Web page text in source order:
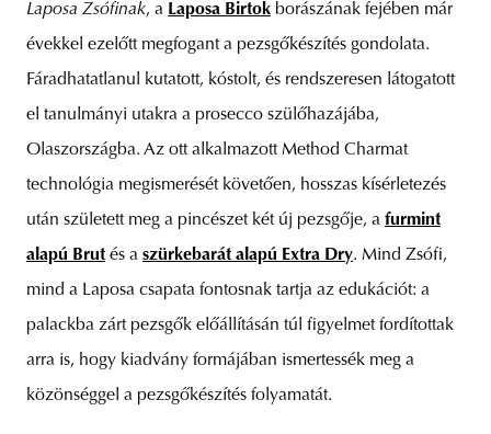
Laposa Zsófinak, a Laposa Birtok borászának fejében már
évekkel ezelőtt megfogant a pezsgőkészítés gondolata.
Fáradhatatlanul kutatott, kóstolt, és rendszeresen látogatott
el tanulmányi utakra a prosecco szülőhazájába,
Olaszországba. Az ott alkalmazott Method Charmat
technológia megismerését követően, hosszas kísérletezés
után született meg a pincészet két új pezsgője, a furmint
alapú Brutés a szürkebarát alapú Extra Dry. Mind Zsófi,
mind a Laposa csapata fontosnak tartja az edukációt: a
palackba zárt pezsgők előállításán túl figyelmet fordítottak
arra is, hogy kiadvány formájában ismertessék meg a
közönséggel a pezsgőkészítés folyamatát.